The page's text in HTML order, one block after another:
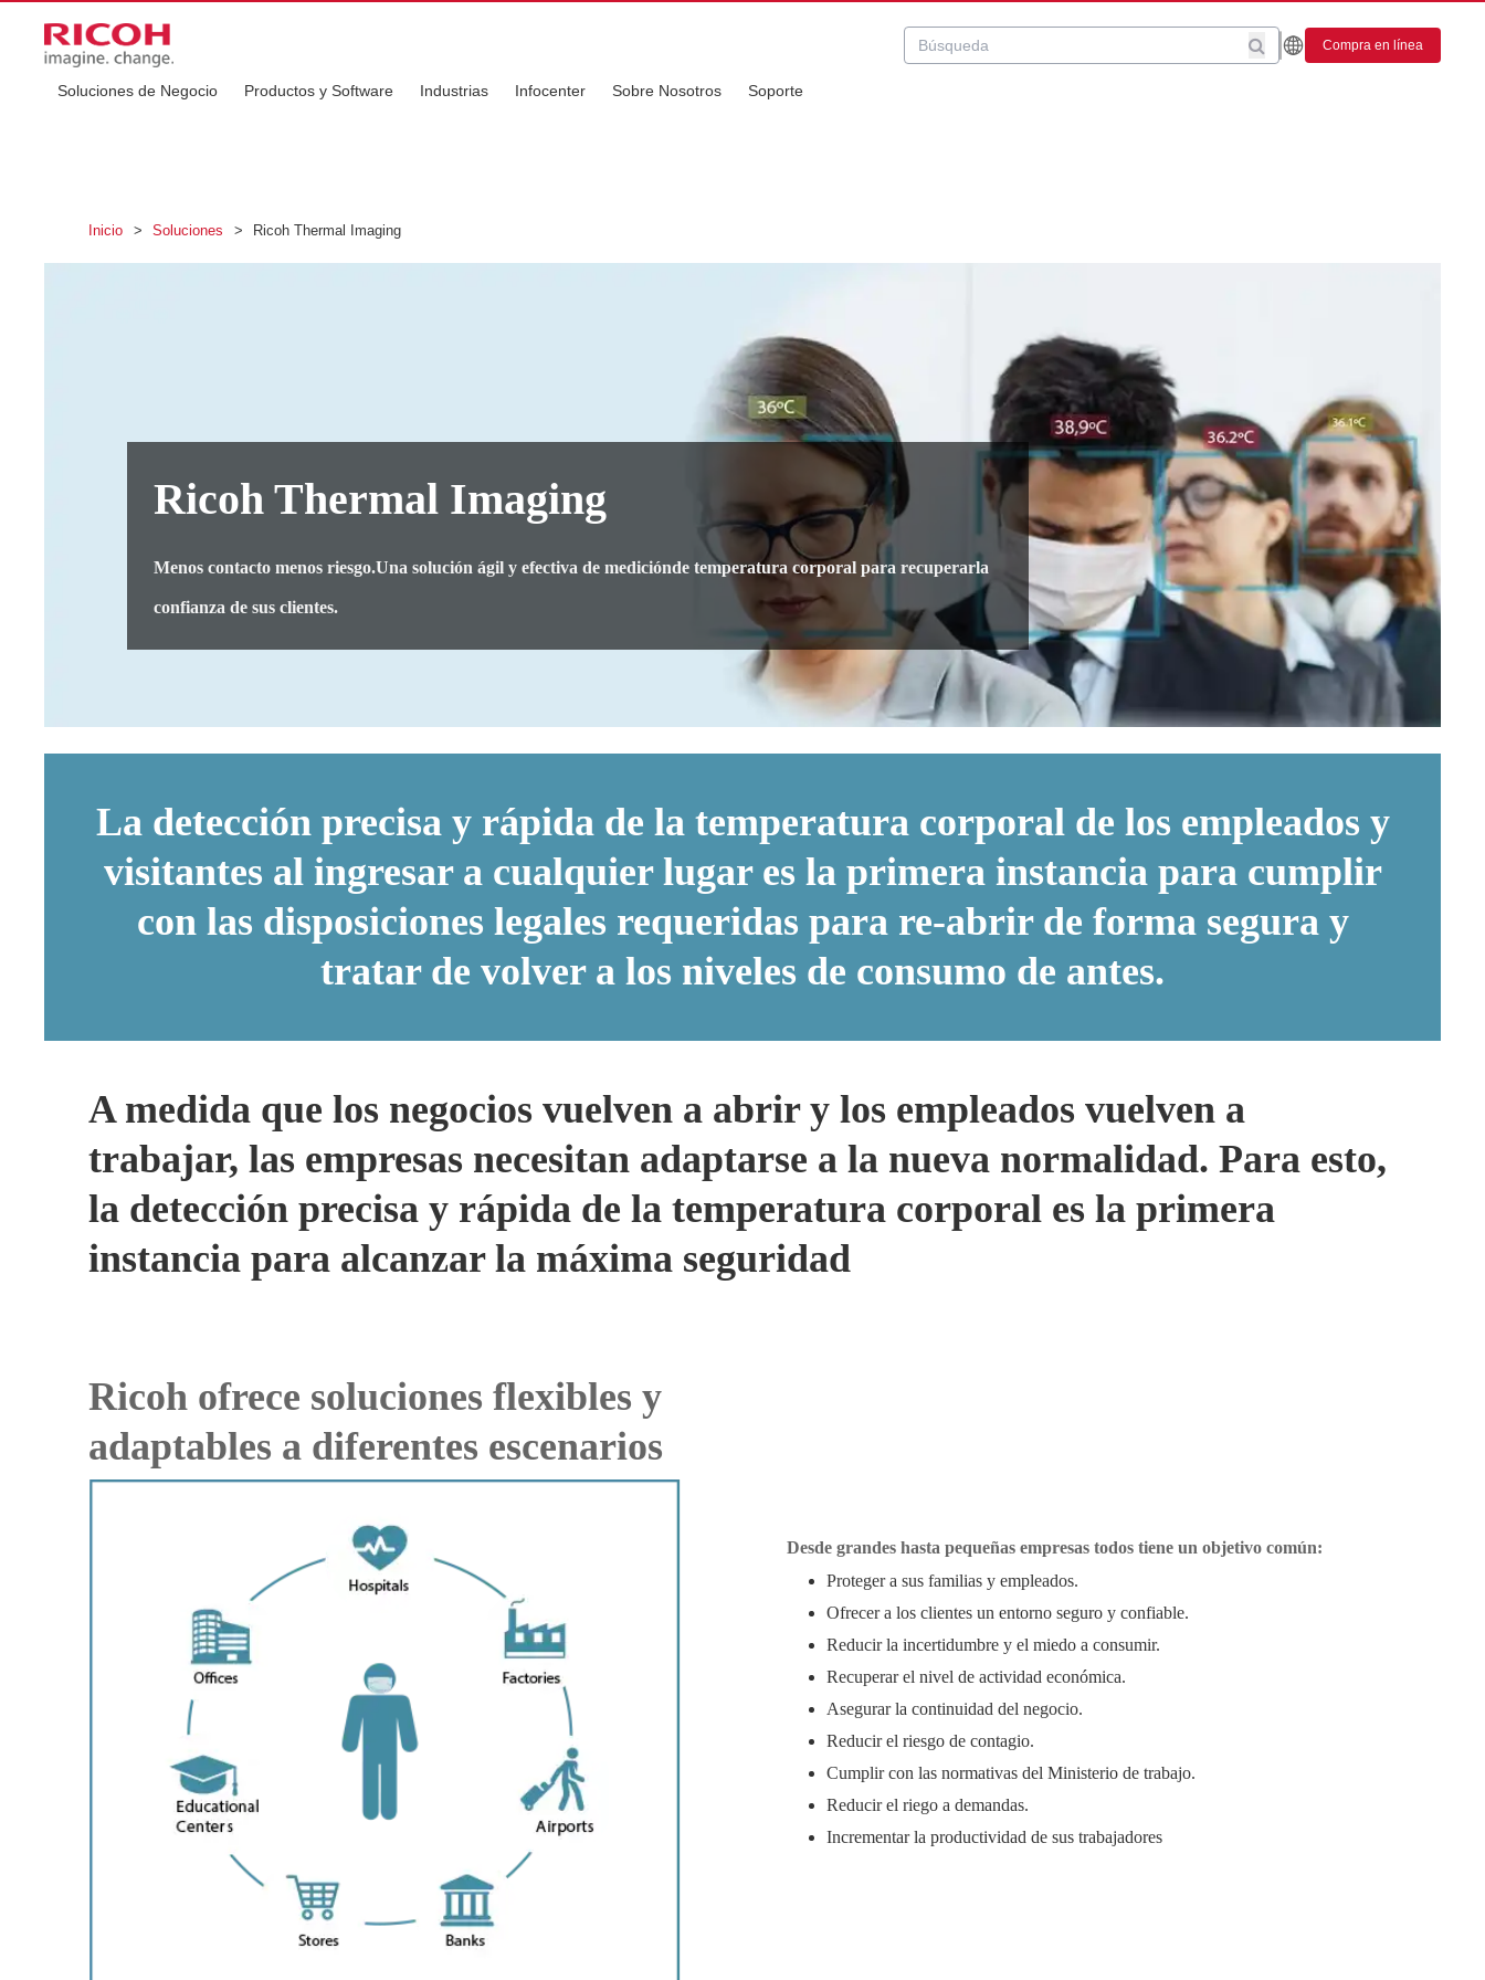
Compra en línea
Soluciones de Negocio Productos y Software Industrias Infocenter Sobre Nosotros Soporte
Inicio > Soluciones > Ricoh Thermal Imaging
Ricoh Thermal Imaging
Menos contacto menos riesgo.Una solución ágil y efectiva de mediciónde temperatura corporal para recuperarla
confianza de sus clientes.
La detección precisa y rápida de la temperatura corporal de los empleados y
visitantes al ingresar a cualquier lugar es la primera instancia para cumplir
con las disposiciones legales requeridas para re-abrir de forma segura y
tratar de volver a los niveles de consumo de antes.
A medida que los negocios vuelven a abrir y los empleados vuelven a
trabajar, las empresas necesitan adaptarse a la nueva normalidad. Para esto,
la detección precisa y rápida de la temperatura corporal es la primera
instancia para alcanzar la máxima seguridad
Ricoh ofrece soluciones flexibles y
adaptables a diferentes escenarios
Desde grandes hasta pequeñas empresas todos tiene un objetivo común:
Proteger a sus familias y empleados.
Ofrecer a los clientes un entorno seguro y confiable.
Reducir la incertidumbre y el miedo a consumir.
Recuperar el nivel de actividad económica.
Asegurar la continuidad del negocio.
Reducir el riesgo de contagio.
Cumplir con las normativas del Ministerio de trabajo.
Reducir el riego a demandas.
Incrementar la productividad de sus trabajadores